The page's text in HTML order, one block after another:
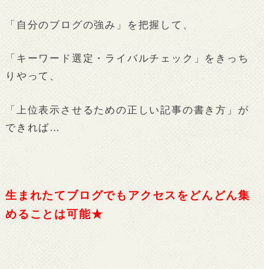
「自分のブログの強み」を把握して、
「キーワード選定・ライバルチェック」をきっち
りやって、
「上位表示させるための正しい記事の書き方」が
できれば…
生まれたてブログでもアクセスをどんどん集
めることは可能★